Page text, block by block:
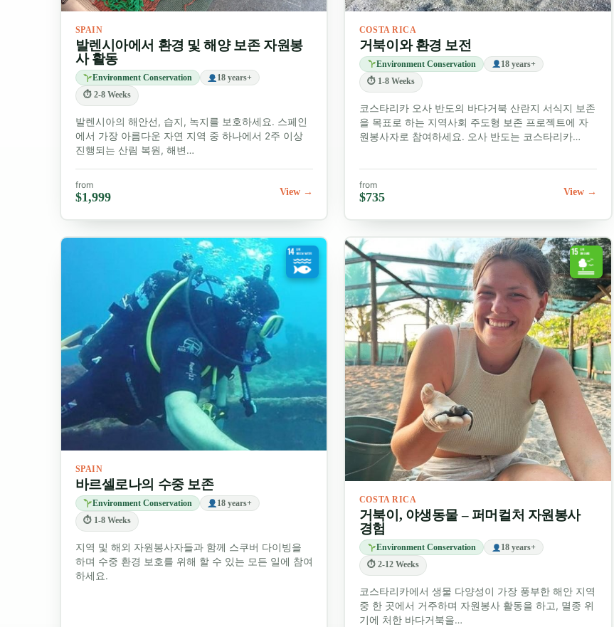
SPAIN
발렌시아에서 환경 및 해양 보존 자원봉
사 활동
Environment Conservation
18 years+
⏱ 2-8 Weeks
발렌시아의 해안선, 습지, 녹지를 보호하세요. 스페인
에서 가장 아름다운 자연 지역 중 하나에서 2주 이상
진행되는 산림 복원, 해변…
from
$1,999 View →
COSTA RICA
거북이와 환경 보전
Environment Conservation
18 years+
⏱ 1-8 Weeks
코스타리카 오사 반도의 바다거북 산란지 서식지 보존
을 목표로 하는 지역사회 주도형 보존 프로젝트에 자
원봉사자로 참여하세요. 오사 반도는 코스타리카…
from
$735 View →
SPAIN
바르셀로나의 수중 보존
Environment Conservation
18 years+
⏱ 1-8 Weeks
지역 및 해외 자원봉사자들과 함께 스쿠버 다이빙을
하며 수중 환경 보호를 위해 할 수 있는 모든 일에 참여
하세요.
COSTA RICA
거북이, 야생동물 – 퍼머컬처 자원봉사
경험
Environment Conservation
18 years+
⏱ 2-12 Weeks
코스타리카에서 생물 다양성이 가장 풍부한 해안 지역
중 한 곳에서 거주하며 자원봉사 활동을 하고, 멸종 위
기에 처한 바다거북을…